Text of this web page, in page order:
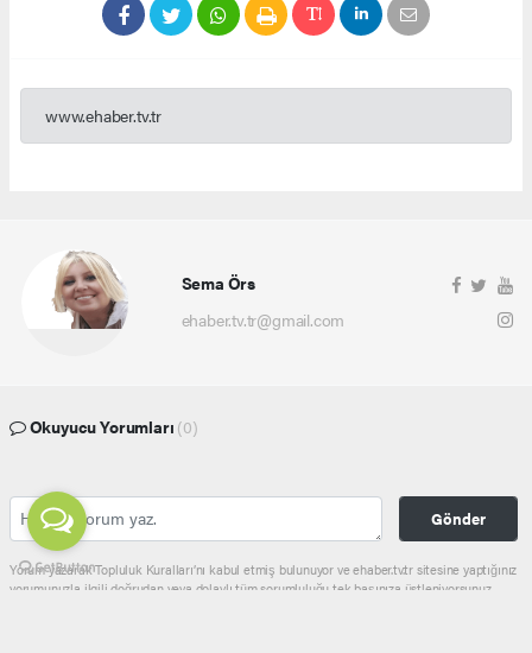
www.ehaber.tv.tr
Sema Örs
ehaber.tv.tr@gmail.com
Okuyucu Yorumları (0)
Gönder
Yorum yazarak Topluluk Kuralları’nı kabul etmiş bulunuyor ve ehaber.tv.tr sitesine yaptığınız
yorumunuzla ilgili doğrudan veya dolaylı tüm sorumluluğu tek başınıza üstleniyorsunuz.